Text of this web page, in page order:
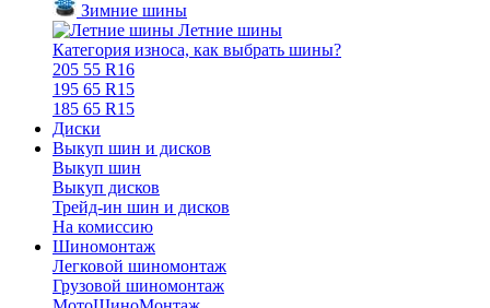
Зимние шины
Летние шины
Категория износа, как выбрать шины?
205 55 R16
195 65 R15
185 65 R15
Диски
Выкуп шин и дисков
Выкуп шин
Выкуп дисков
Трейд-ин шин и дисков
На комиссию
Шиномонтаж
Легковой шиномонтаж
Грузовой шиномонтаж